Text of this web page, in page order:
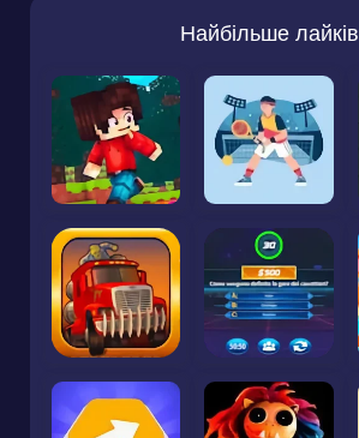
Найбільше лайків